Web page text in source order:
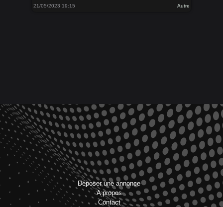
21/05/2023 19:15 Autre
Déposer une annonce
A propos
Contact